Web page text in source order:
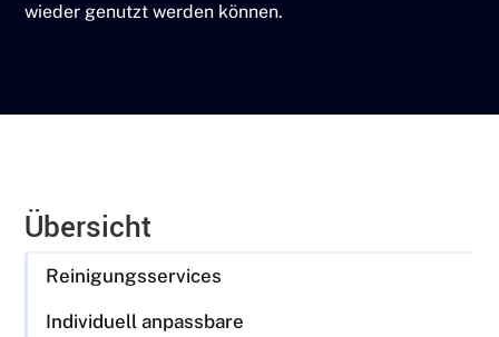
wieder genutzt werden können.
Übersicht
Reinigungsservices
Individuell anpassbare